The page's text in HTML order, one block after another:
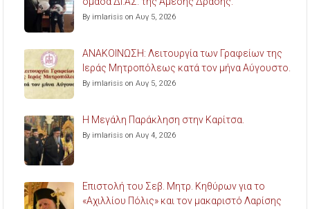
By imlarisis on Αυγ 5, 2026
ΑΝΑΚΟΙΝΩΣΗ: Λειτουργία των Γραφείων της
Ιεράς Μητροπόλεως κατά τον μήνα Αύγουστο.
By imlarisis on Αυγ 5, 2026
Η Μεγάλη Παράκληση στην Καρίτσα.
By imlarisis on Αυγ 4, 2026
Επιστολή του Σεβ. Μητρ. Κηθύρων για το
«Αχιλλίου Πόλις» και τον μακαριστό Λαρίσης